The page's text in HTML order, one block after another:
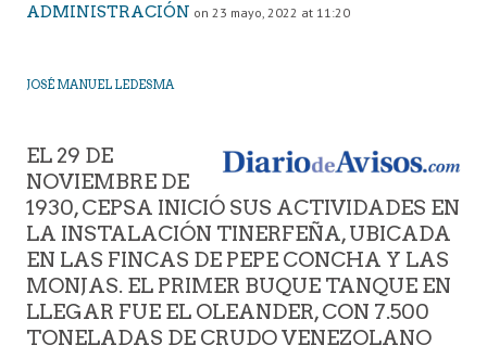
ADMINISTRACIÓN on 23 mayo, 2022 at 11:20
JOSÉ MANUEL LEDESMA
EL 29 DE
NOVIEMBRE DE
1930, CEPSA INICIÓ SUS ACTIVIDADES EN
LA INSTALACIÓN TINERFEÑA, UBICADA
EN LAS FINCAS DE PEPE CONCHA Y LAS
MONJAS. EL PRIMER BUQUE TANQUE EN
LLEGAR FUE EL OLEANDER, CON 7.500
TONELADAS DE CRUDO VENEZOLANO